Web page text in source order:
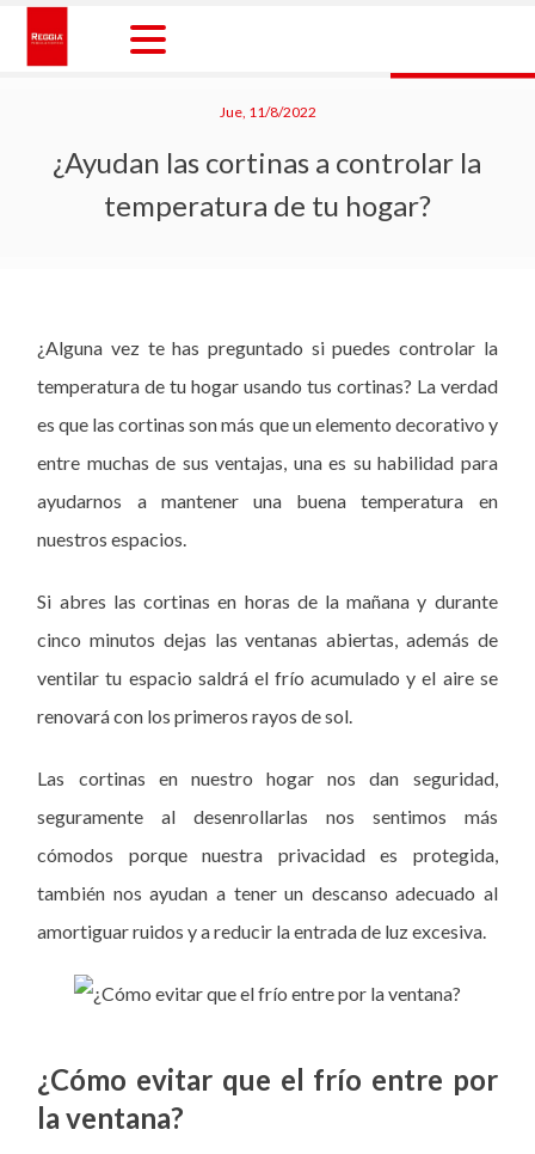
Skip
content
Jue, 11/8/2022
¿Ayudan las cortinas a controlar la
temperatura de tu hogar?
¿Alguna vez te has preguntado si puedes controlar la
temperatura de tu hogar usando tus cortinas? La verdad
es que las cortinas son más que un elemento decorativo y
entre muchas de sus ventajas, una es su habilidad para
ayudarnos a mantener una buena temperatura en
nuestros espacios.
Si abres las cortinas en horas de la mañana y durante
cinco minutos dejas las ventanas abiertas, además de
ventilar tu espacio saldrá el frío acumulado y el aire se
renovará con los primeros rayos de sol.
Las cortinas en nuestro hogar nos dan seguridad,
seguramente al desenrollarlas nos sentimos más
cómodos porque nuestra privacidad es protegida,
también nos ayudan a tener un descanso adecuado al
amortiguar ruidos y a reducir la entrada de luz excesiva.
¿Cómo evitar que el frío entre por
la ventana?